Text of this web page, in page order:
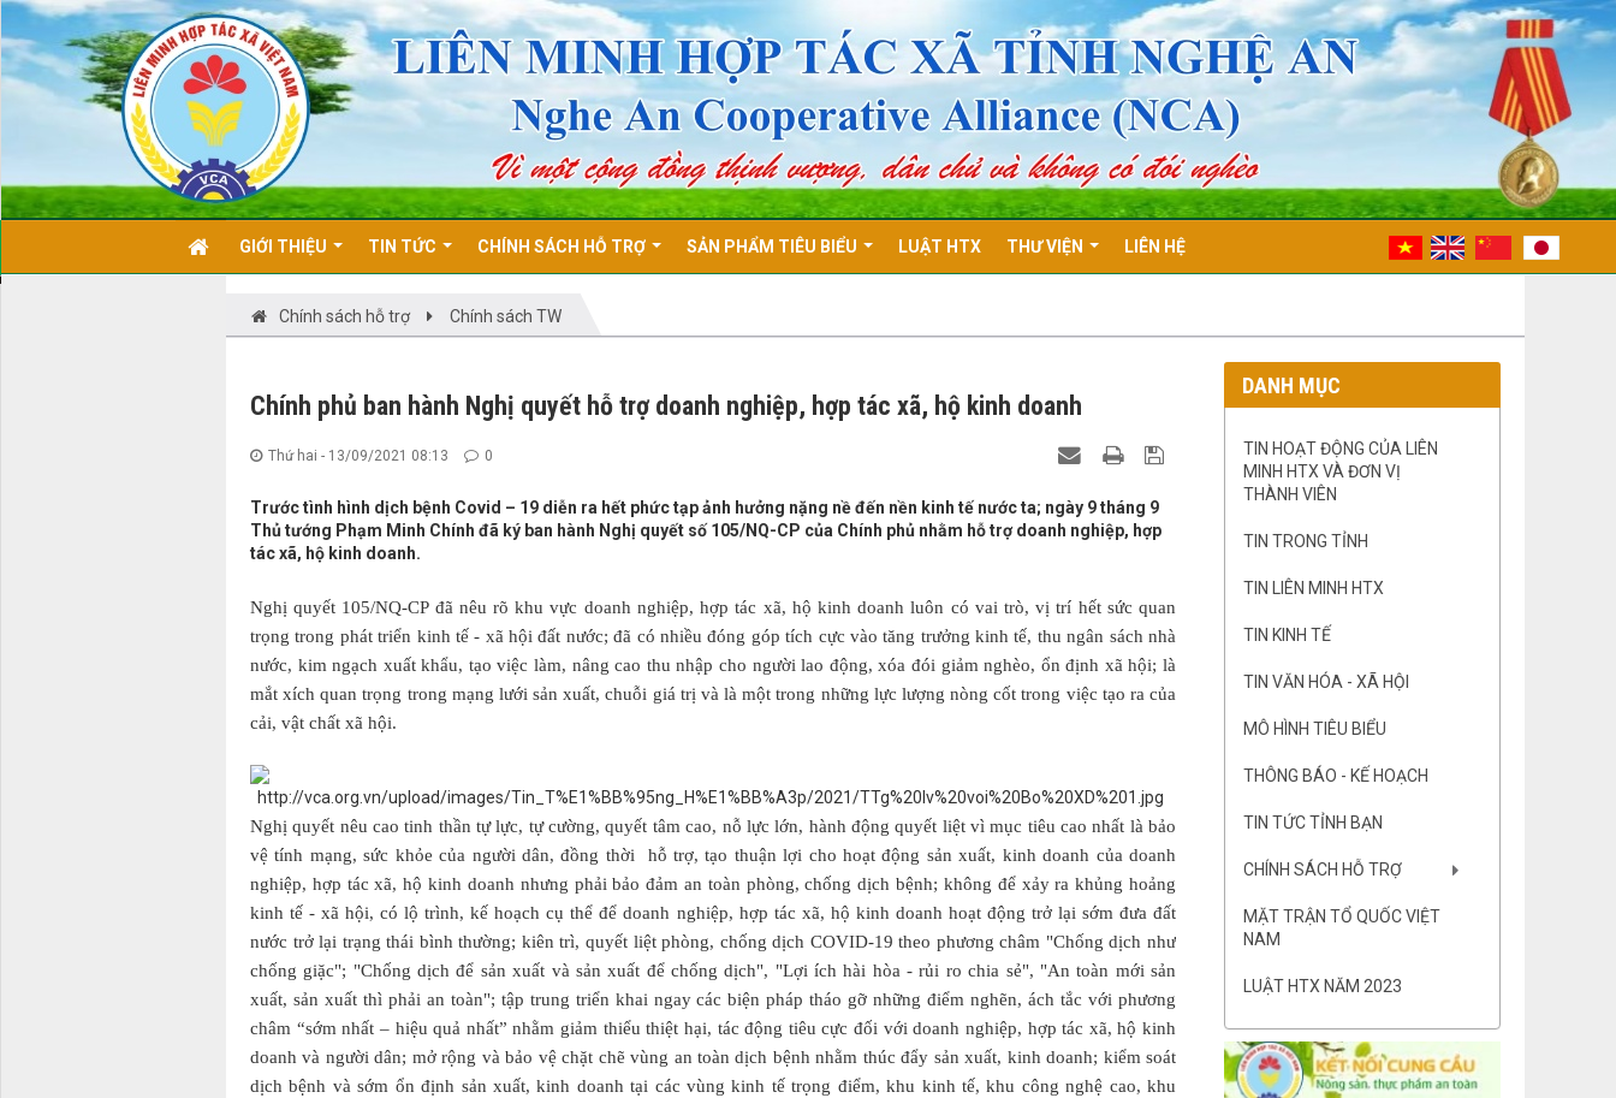
GIỚI THIỆU TIN TỨC CHÍNH SÁCH HỖ TRỢ SẢN PHẨM TIÊU BIỂU LUẬT HTX THƯ VIỆN LIÊN HỆ
Chính sách hỗ trợ Chính sách TW
Chính phủ ban hành Nghị quyết hỗ trợ doanh nghiệp, hợp tác xã, hộ kinh doanh
Thứ hai - 13/09/2021 08:13 0
Trước tình hình dịch bệnh Covid – 19 diễn ra hết phức tạp ảnh hưởng nặng nề đến nền kinh tế nước ta; ngày 9 tháng 9
Thủ tướng Phạm Minh Chính đã ký ban hành Nghị quyết số 105/NQ-CP của Chính phủ nhằm hỗ trợ doanh nghiệp, hợp
tác xã, hộ kinh doanh.
Nghị quyết 105/NQ-CP đã nêu rõ khu vực doanh nghiệp, hợp tác xã, hộ kinh doanh luôn có vai trò, vị trí hết sức quan
trọng trong phát triển kinh tế - xã hội đất nước; đã có nhiều đóng góp tích cực vào tăng trưởng kinh tế, thu ngân sách nhà
nước, kim ngạch xuất khẩu, tạo việc làm, nâng cao thu nhập cho người lao động, xóa đói giảm nghèo, ổn định xã hội; là
mắt xích quan trọng trong mạng lưới sản xuất, chuỗi giá trị và là một trong những lực lượng nòng cốt trong việc tạo ra của
cải, vật chất xã hội.
Nghị quyết nêu cao tinh thần tự lực, tự cường, quyết tâm cao, nỗ lực lớn, hành động quyết liệt vì mục tiêu cao nhất là bảo
vệ tính mạng, sức khỏe của người dân, đồng thời hỗ trợ, tạo thuận lợi cho hoạt động sản xuất, kinh doanh của doanh
nghiệp, hợp tác xã, hộ kinh doanh nhưng phải bảo đảm an toàn phòng, chống dịch bệnh; không để xảy ra khủng hoảng
kinh tế - xã hội, có lộ trình, kế hoạch cụ thể để doanh nghiệp, hợp tác xã, hộ kinh doanh hoạt động trở lại sớm đưa đất
nước trở lại trạng thái bình thường; kiên trì, quyết liệt phòng, chống dịch COVID-19 theo phương châm "Chống dịch như
chống giặc"; "Chống dịch để sản xuất và sản xuất để chống dịch", "Lợi ích hài hòa - rủi ro chia sẻ", "An toàn mới sản
xuất, sản xuất thì phải an toàn"; tập trung triển khai ngay các biện pháp tháo gỡ những điểm nghẽn, ách tắc với phương
châm “sớm nhất – hiệu quả nhất” nhằm giảm thiểu thiệt hại, tác động tiêu cực đối với doanh nghiệp, hợp tác xã, hộ kinh
doanh và người dân; mở rộng và bảo vệ chặt chẽ vùng an toàn dịch bệnh nhằm thúc đẩy sản xuất, kinh doanh; kiểm soát
dịch bệnh và sớm ổn định sản xuất, kinh doanh tại các vùng kinh tế trọng điểm, khu kinh tế, khu công nghệ cao, khu
DANH MỤC
TIN HOẠT ĐỘNG CỦA LIÊN
MINH HTX VÀ ĐƠN VỊ
THÀNH VIÊN
TIN TRONG TỈNH
TIN LIÊN MINH HTX
TIN KINH TẾ
TIN VĂN HÓA - XÃ HỘI
MÔ HÌNH TIÊU BIỂU
THÔNG BÁO - KẾ HOẠCH
TIN TỨC TỈNH BẠN
CHÍNH SÁCH HỖ TRỢ
MẶT TRẬN TỔ QUỐC VIỆT
NAM
LUẬT HTX NĂM 2023